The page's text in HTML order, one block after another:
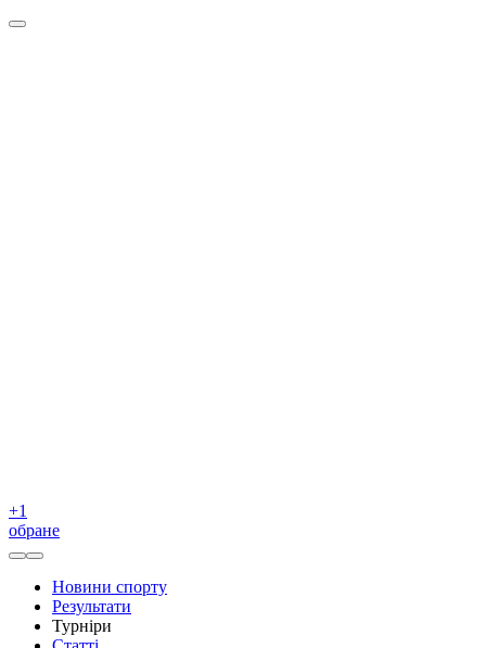
+1
обране
Новини спорту
Результати
Турніри